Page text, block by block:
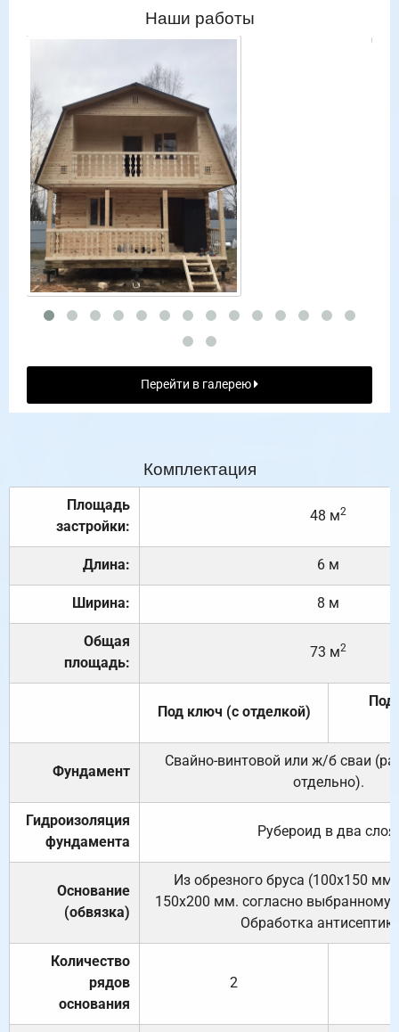
Наши работы
Перейти в галерею
Комплектация
Площадь
застройки:
48 м2
Длина: 6 м
Ширина: 8 м
Общая
площадь:
73 м2
Под ключ (с отделкой)
Под
Фундамент
Свайно-винтовой или ж/б сваи
отдельно).
Гидроизоляция
фундамента
Рубероид в два слоя.
Основание
(обвязка)
Из обрезного бруса (100х150
150х200 мм. согласно выбранному
Обработка
Количество
рядов
основания
2